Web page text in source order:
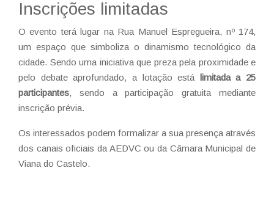
Inscrições limitadas
O evento terá lugar na Rua Manuel Espregueira, nº 174,
um espaço que simboliza o dinamismo tecnológico da
cidade. Sendo uma iniciativa que preza pela proximidade e
pelo debate aprofundado, a lotação está limitada a 25
participantes, sendo a participação gratuita mediante
inscrição prévia.
Os interessados podem formalizar a sua presença através
dos canais oficiais da AEDVC ou da Câmara Municipal de
Viana do Castelo.